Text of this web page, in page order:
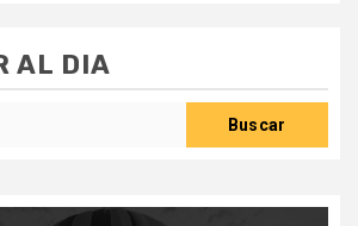
AL DIA
Buscar